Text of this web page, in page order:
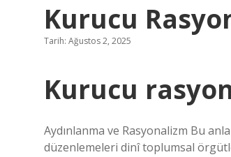
Kurucu
Tarih: Ağustos 2, 2025
Kurucu
Aydınlanma ve Rasyonalizm Bu
düzenlemeleri dinî toplumsal